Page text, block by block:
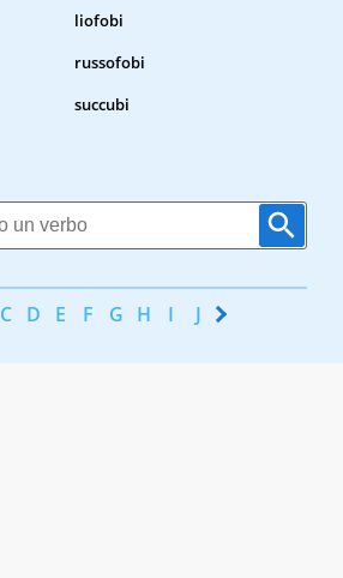
liofobi
russofobi
succubi
C D E F G H I J K